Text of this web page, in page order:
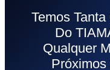
Temos
Do
Qualquer